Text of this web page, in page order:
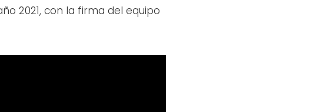
2021, con la firma del equipo